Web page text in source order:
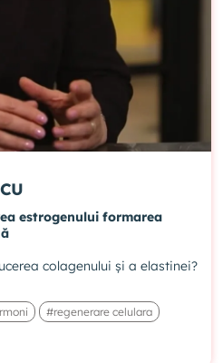
estrogenului formarea
colagenului și a elastinei?
#regenerare celulara